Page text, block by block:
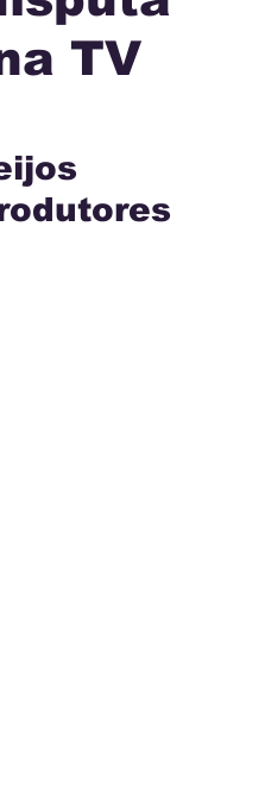
JUSTIÇA
TV